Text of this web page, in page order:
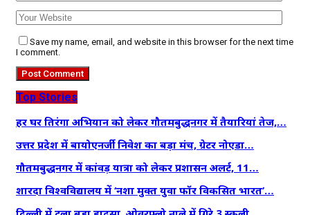
Save my name, email, and website in this browser for the next time
I comment.
Top Stories
हर घर तिरंगा अभियान को लेकर गौतमबुद्धनगर में तैयारियां तेज,…
उत्तर प्रदेश में बायोएनर्जी निवेश का बड़ा मंच, ग्रेटर नोएडा…
गौतमबुद्धनगर में कांवड़ यात्रा को लेकर प्रशासन अलर्ट, 11…
शारदा विश्वविद्यालय में ‘नशा मुक्त युवा फॉर विकसित भारत’…